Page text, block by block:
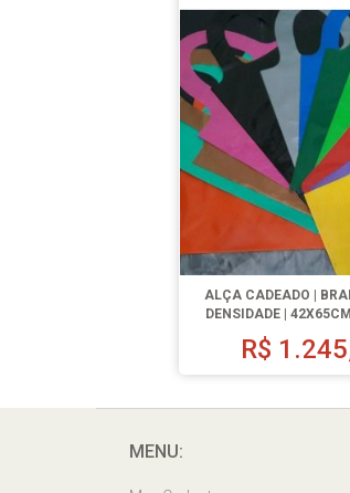
ALÇA CADEADO |
DENSIDADE |
LADO | 500
R$
MENU: